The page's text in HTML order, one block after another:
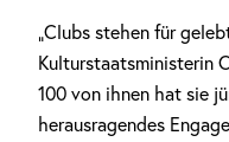
„Clubs stehen für
Kulturstaatsministerin
100 von ihnen hat sie
herausragendes